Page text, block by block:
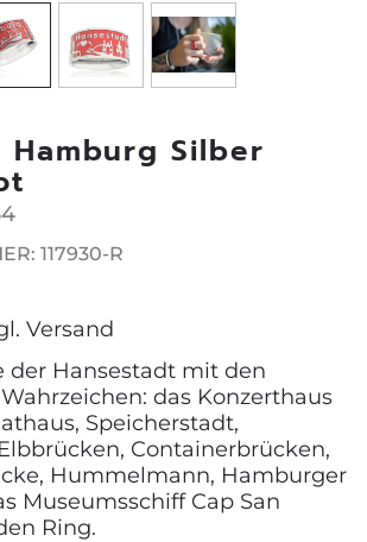
Silber
117930-R
Versand
der Hansestadt mit den
das Konzerthaus
Speicherstadt,
Containerbrücken,
Hummelmann, Hamburger
Museumsschiff Cap San
Ring.